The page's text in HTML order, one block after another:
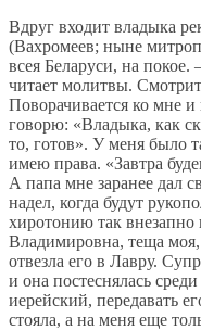
Вдруг входит владыка
(Вахромеев; ныне
всея Беларуси, на
читает молитвы.
Поворачивается ко мне
говорю: «Владыка, как
то, готов». У меня было
имею права. «Завтра
А папа мне заранее дал
надел, когда будут
хиротонию так внезапно
Владимировна, теща
отвезла его в Лавру.
и она постеснялась
иерейский, передавать
стояла, а на меня еще